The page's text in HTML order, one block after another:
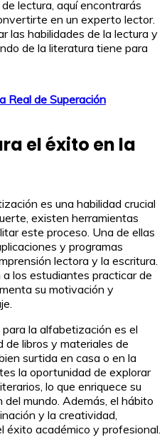
lectura, aquí encontrarás
en un experto lector.
las habilidades de la lectura y
de la literatura tiene para
Real de Superación
el éxito en la
es una habilidad crucial
existen herramientas
este proceso. Una de ellas
y programas
lectora y la escritura.
los estudiantes practicar de
su motivación y
la alfabetización es el
de libros y materiales de
surtida en casa o en la
la oportunidad de explorar
lo que enriquece su
mundo. Además, el hábito
y la creatividad,
éxito académico y profesional.